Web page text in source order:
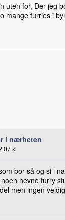
uten for, Der jeg
mange furries i
i nærheten
»
bor så og si i
nevne furry
men ingen